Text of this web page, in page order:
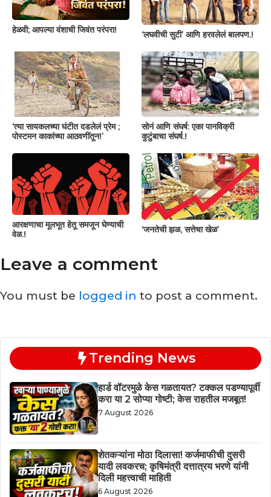
हेळवी; आपल्या वंशाची जिवंत परंपरा! ‘लघवीची सुटी’ आणि हरवलेलं बालपण.!
‘त्या सायकलच्या घंटीत दडलेलं प्रेम ;
पोस्टमन काकांच्या आठवणींतून!’
सोनं आणि संघर्ष: एका पानविक्री
कुटुंबाचा संघर्ष.!
आरक्षणाचा मूलभूत हेतू समजून घेण्याची
वेळ.!
‘जनतेची झळ, सत्तेचा खेळ’
Leave a comment
You must be logged in to post a comment.
Trending News
हार्ड वॉटरमुळे केस गळतायत? टक्कल पडण्यापूर्वी
करा या 2 सोप्या गोष्टी; केस राहतील मजबूत!
7 August 2026
शेतकऱ्यांना मोठा दिलासा! कर्जमाफीची दुसरी
यादी लवकरच; कृषिमंत्री दत्तात्रय भरणे यांनी
दिली महत्त्वाची माहिती
6 August 2026